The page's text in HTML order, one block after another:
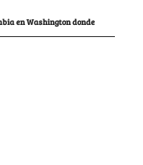
en Washington donde